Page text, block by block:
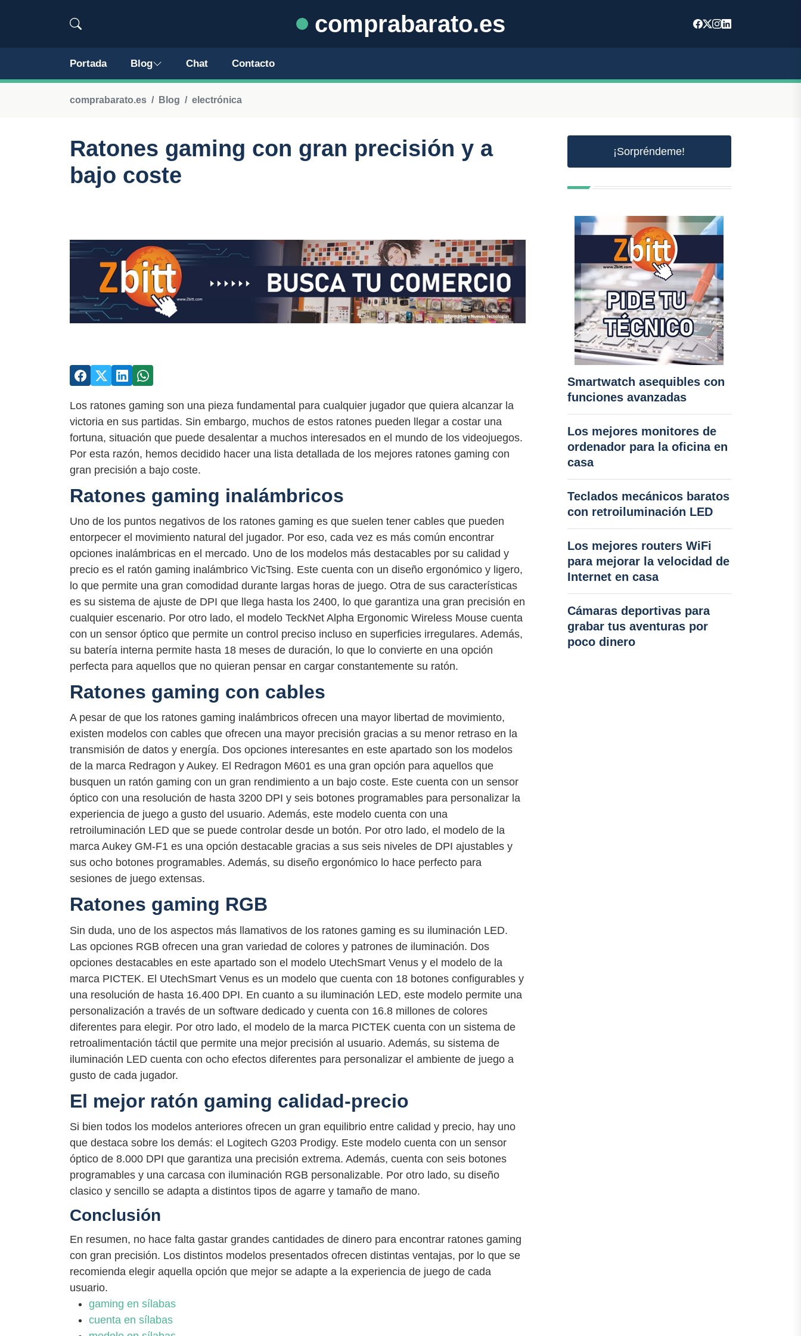
comprabarato.es
Portada Blog Chat Contacto
comprabarato.es Blog electrónica
Ratones gaming con gran precisión y a
bajo coste
Los ratones gaming son una pieza fundamental para cualquier jugador que quiera alcanzar la
victoria en sus partidas. Sin embargo, muchos de estos ratones pueden llegar a costar una
fortuna, situación que puede desalentar a muchos interesados en el mundo de los videojuegos.
Por esta razón, hemos decidido hacer una lista detallada de los mejores ratones gaming con
gran precisión a bajo coste.
Ratones gaming inalámbricos
Uno de los puntos negativos de los ratones gaming es que suelen tener cables que pueden
entorpecer el movimiento natural del jugador. Por eso, cada vez es más común encontrar
opciones inalámbricas en el mercado. Uno de los modelos más destacables por su calidad y
precio es el ratón gaming inalámbrico VicTsing. Este cuenta con un diseño ergonómico y ligero,
lo que permite una gran comodidad durante largas horas de juego. Otra de sus características
es su sistema de ajuste de DPI que llega hasta los 2400, lo que garantiza una gran precisión en
cualquier escenario. Por otro lado, el modelo TeckNet Alpha Ergonomic Wireless Mouse cuenta
con un sensor óptico que permite un control preciso incluso en superficies irregulares. Además,
su batería interna permite hasta 18 meses de duración, lo que lo convierte en una opción
perfecta para aquellos que no quieran pensar en cargar constantemente su ratón.
Ratones gaming con cables
A pesar de que los ratones gaming inalámbricos ofrecen una mayor libertad de movimiento,
existen modelos con cables que ofrecen una mayor precisión gracias a su menor retraso en la
transmisión de datos y energía. Dos opciones interesantes en este apartado son los modelos
de la marca Redragon y Aukey. El Redragon M601 es una gran opción para aquellos que
busquen un ratón gaming con un gran rendimiento a un bajo coste. Este cuenta con un sensor
óptico con una resolución de hasta 3200 DPI y seis botones programables para personalizar la
experiencia de juego a gusto del usuario. Además, este modelo cuenta con una
retroiluminación LED que se puede controlar desde un botón. Por otro lado, el modelo de la
marca Aukey GM-F1 es una opción destacable gracias a sus seis niveles de DPI ajustables y
sus ocho botones programables. Además, su diseño ergonómico lo hace perfecto para
sesiones de juego extensas.
Ratones gaming RGB
Sin duda, uno de los aspectos más llamativos de los ratones gaming es su iluminación LED.
Las opciones RGB ofrecen una gran variedad de colores y patrones de iluminación. Dos
opciones destacables en este apartado son el modelo UtechSmart Venus y el modelo de la
marca PICTEK. El UtechSmart Venus es un modelo que cuenta con 18 botones configurables y
una resolución de hasta 16.400 DPI. En cuanto a su iluminación LED, este modelo permite una
personalización a través de un software dedicado y cuenta con 16.8 millones de colores
diferentes para elegir. Por otro lado, el modelo de la marca PICTEK cuenta con un sistema de
retroalimentación táctil que permite una mejor precisión al usuario. Además, su sistema de
iluminación LED cuenta con ocho efectos diferentes para personalizar el ambiente de juego a
gusto de cada jugador.
El mejor ratón gaming calidad-precio
Si bien todos los modelos anteriores ofrecen un gran equilibrio entre calidad y precio, hay uno
que destaca sobre los demás: el Logitech G203 Prodigy. Este modelo cuenta con un sensor
óptico de 8.000 DPI que garantiza una precisión extrema. Además, cuenta con seis botones
programables y una carcasa con iluminación RGB personalizable. Por otro lado, su diseño
clasico y sencillo se adapta a distintos tipos de agarre y tamaño de mano.
Conclusión
En resumen, no hace falta gastar grandes cantidades de dinero para encontrar ratones gaming
con gran precisión. Los distintos modelos presentados ofrecen distintas ventajas, por lo que se
recomienda elegir aquella opción que mejor se adapte a la experiencia de juego de cada
usuario.
gaming en sílabas
cuenta en sílabas
¡Sorpréndeme!
Smartwatch asequibles con
funciones avanzadas
Los mejores monitores de
ordenador para la oficina en
casa
Teclados mecánicos baratos
con retroiluminación LED
Los mejores routers WiFi
para mejorar la velocidad de
Internet en casa
Cámaras deportivas para
grabar tus aventuras por
poco dinero